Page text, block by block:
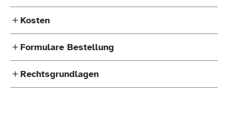
Auskünfte sind in Form von Einzelauskünften oder
durch den Erwerb der gesamten
Bodenrichtwertübersicht möglich.
Zur Antragstellung ist jedermann berechtigt. Die
Kosten
schriftliche Einzelauskunft pro Bodenrichtwert:
20,00 Euro
Gesamtübersicht in Papierform: 150,00 Euro
Formulare Bestellung
Bodenrichtwerte - Bestellung
Bodenrichtwerte - BestellungÜbersicht
Rechtsgrundlagen